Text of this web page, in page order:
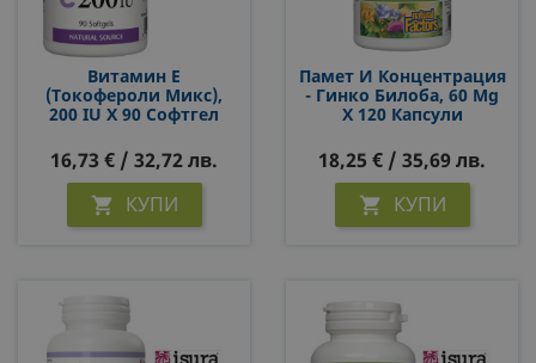
Витамин E
(токофероли Микс),
200 IU Х 90 Софтгел
16,73 € / 32,72 лв.
 КУПИ
Памет И Концентрация
- Гинко Билоба, 60 Mg
Х 120 Капсули
18,25 € / 35,69 лв.
 КУПИ